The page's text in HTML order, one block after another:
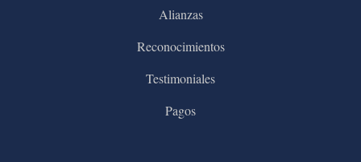
Alianzas
Reconocimientos
Testimoniales
Pagos